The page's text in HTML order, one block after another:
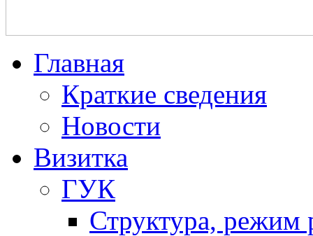
Главная
Краткие сведения
Новости
Визитка
ГУК
Структура, режим